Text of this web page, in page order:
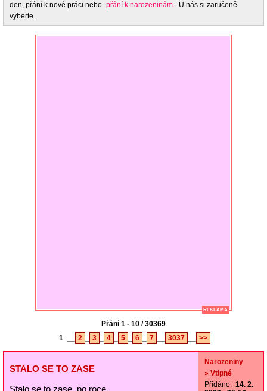
den, přání k nové práci nebo přání k narozeninám. U nás si zaručeně
vyberte.
REKLAMA
Přání 1 - 10 / 30369
1
2 3 4 5 6 7 3037 >>
STALO SE TO ZASE
Stalo se to zase, po roce,
Narozeniny
» Vtipné
Přidáno: 14. 2.